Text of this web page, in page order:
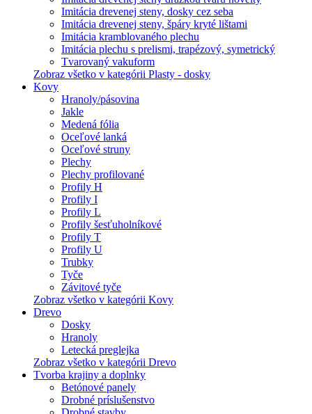
Imitácia drevenej steny, dosky cez seba
Imitácia drevenej steny, špáry kryté lištami
Imitácia kramblovaného plechu
Imitácia plechu s prelismi, trapézový, symetrický
Tvarovaný vakuform
Zobraz všetko v kategórii Plasty - dosky
Kovy
Hranoly/pásovina
Jakle
Medená fólia
Oceľové lanká
Oceľové struny
Plechy
Plechy profilované
Profily H
Profily I
Profily L
Profily šesťuholníkové
Profily T
Profily U
Trubky
Tyče
Závitové tyče
Zobraz všetko v kategórii Kovy
Drevo
Dosky
Hranoly
Letecká preglejka
Zobraz všetko v kategórii Drevo
Tvorba krajiny a doplnky
Betónové panely
Drobné príslušenstvo